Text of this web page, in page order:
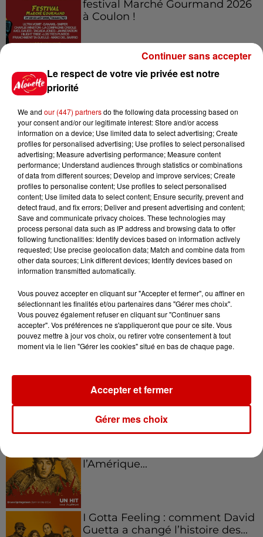
festival Marché Gourmand 2026
à Coulon !
Le Duel - Gagnez vos entrées
pour l'un des zoos de nos
Destination Vacances - Gagnez
votre séjour en famille au cœur
de la...
Podcasts Voir plus
emblématique de
l'entrepreneuriat féminin
Canada et accueillir les bleus à
Boston,...
l’Amérique...
I Gotta Feeling : comment David
Guetta a changé l’histoire des...
Le respect de votre vie privée est notre
priorité
We and our (447) partnersdo the following data processing based on
your consent and/or our legitimate interest: Store and/or access
information on a device; Use limited data to select advertising; Create
profiles for personalised advertising; Use profiles to select personalised
advertising; Measure advertising performance; Measure content
performance; Understand audiences through statistics or combinations
of data from different sources; Develop and improve services; Create
profiles to personalise content; Use profiles to select personalised
content; Use limited data to select content; Ensure security, prevent and
detect fraud, and fix errors; Deliver and present advertising and content;
Save and communicate privacy choices. These technologies may
process personal data such as IP address and browsing data to offer
following functionalities: Identify devices based on information actively
requested; Use precise geolocation data; Match and combine data from
other data sources; Link different devices; Identify devices based on
information transmitted automatically.
Vous pouvez accepter en cliquant sur "Accepter et fermer", ou affiner en
sélectionnant les finalités et/ou partenaires dans "Gérer mes choix".
Vous pouvez également refuser en cliquant sur "Continuer sans
accepter". Vos préférences ne s'appliqueront que pour ce site. Vous
pouvez mettre à jour vos choix, ou retirer votre consentement à tout
moment via le lien "Gérer les cookies" situé en bas de chaque page.
Gérer mes choix
Accepter et fermer
Continuer sans accepter